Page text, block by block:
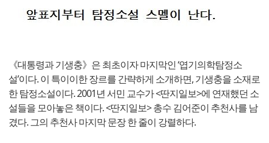
《대통령과 기생충》은 최초이자 마지막인 ‘엽기의학탐정소
설’이다. 이 특이이한 장르를 간략하게 소개하면, 기생충을 소재로
한 탐정소설이다. 2001년 서민 교수가 <딴지일보>에 연재했던 소
설들을 모아놓은 책이다. <딴지일보> 총수 김어준이 추천사를 남
겼다. 그의 추천사 마지막 문장 한 줄이 강렬하다.